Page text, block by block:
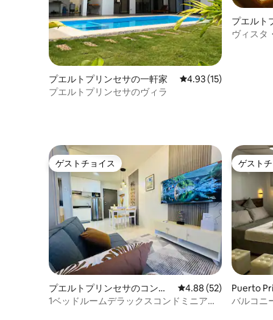
プエルトプリンセサの一軒家 レビュー15件、5つ星
4.93 (15)
プエルトプリンセサのヴィラ
プエルト
ヴィスタ
ゲストチョイス
ゲストチョイス
プエルトプリンセサのコンド
ミニアム
レビュー52件、5つ星
4.88 (52)
1ベッドルームデラックスコンドミニア
ゲスト
ゲスト
Puerto
ミニアム
バルコニ